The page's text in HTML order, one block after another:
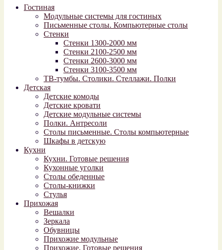
Гостиная
Модульные системы для гостиных
Письменные столы. Компьютерные столы
Стенки
Стенки 1300-2000 мм
Стенки 2100-2500 мм
Стенки 2600-3000 мм
Стенки 3100-3500 мм
ТВ-тумбы. Столики. Стеллажи. Полки
Детская
Детские комоды
Детские кровати
Детские модульные системы
Полки. Антресоли
Столы письменные. Столы компьютерные
Шкафы в детскую
Кухни
Кухни. Готовые решения
Кухонные уголки
Столы обеденные
Столы-книжки
Стулья
Прихожая
Вешалки
Зеркала
Обувницы
Прихожие модульные
Прихожие. Готовые решения